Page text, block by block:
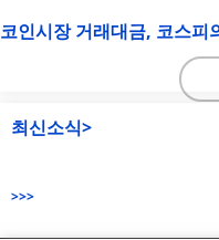
코인시장 거래대금, 코스
최신소식>
>>>